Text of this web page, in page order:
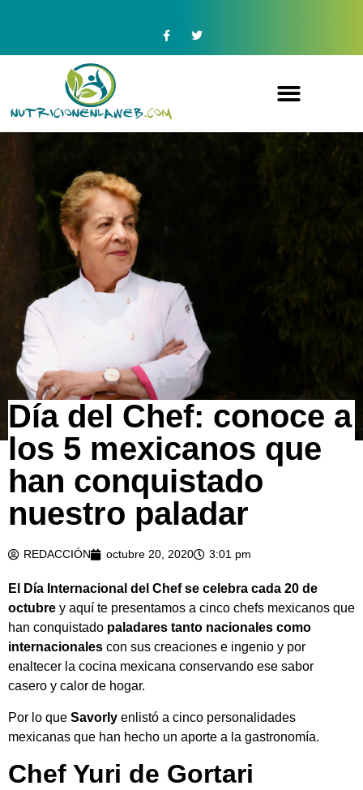
Día del Chef: conoce a
los 5 mexicanos que
han conquistado
nuestro paladar
REDACCIÓN octubre 20, 2020 3:01 pm
El Día Internacional del Chef se celebra cada 20 de
octubre y aquí te presentamos a cinco chefs mexicanos que
han conquistado paladares tanto nacionales como
internacionales con sus creaciones e ingenio y por
enaltecer la cocina mexicana conservando ese sabor
casero y calor de hogar.
Por lo que Savorly enlistó a cinco personalidades
mexicanas que han hecho un aporte a la gastronomía.
Chef Yuri de Gortari